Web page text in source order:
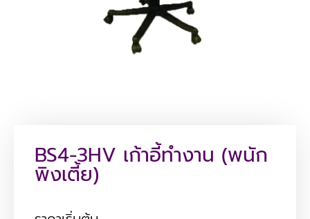
BS4-3HV เก้าอี้ทำงาน (พนัก
พิงเตี้ย)